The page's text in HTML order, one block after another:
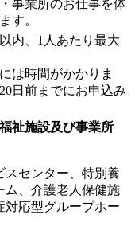
事業所のお仕事を体
す。
内、1人あたり最大
は時間がかかりま
日前までにお申込み
祉施設及び事業所
スセンター、特別養
ム、介護老人保健施
対応型グループホー